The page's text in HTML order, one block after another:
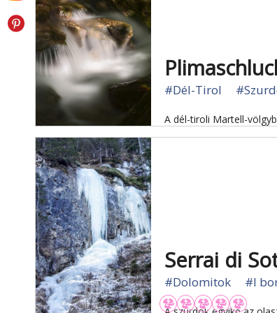
#Dél-Tirol
A dél-tiroli Martell-
Serrai di
#Dolomitok #I